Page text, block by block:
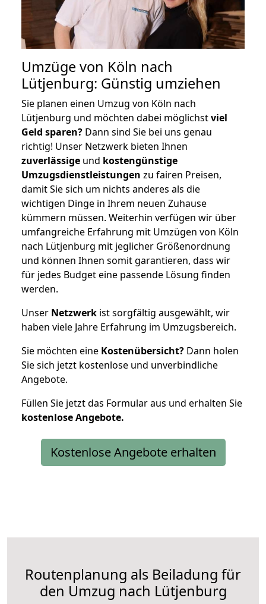
Umzüge von Köln nach
Lütjenburg: Günstig umziehen
Sie planen einen Umzug von Köln nach
Lütjenburg und möchten dabei möglichstviel
Geld sparen? Dann sind Sie bei uns genau
richtig! Unser Netzwerk bieten Ihnen
zuverlässige und kostengünstige
Umzugsdienstleistungen zu fairen Preisen,
damit Sie sich um nichts anderes als die
wichtigen Dinge in Ihrem neuen Zuhause
kümmern müssen. Weiterhin verfügen wir über
umfangreiche Erfahrung mit Umzügen von Köln
nach Lütjenburg mit jeglicher Größenordnung
und können Ihnen somit garantieren, dass wir
für jedes Budget eine passende Lösung finden
werden.
Unser Netzwerk ist sorgfältig ausgewählt, wir
haben viele Jahre Erfahrung im Umzugsbereich.
Sie möchten eine Kostenübersicht? Dann holen
Sie sich jetzt kostenlose und unverbindliche
Angebote.
Füllen Sie jetzt das Formular aus und erhalten Sie
kostenloseAngebote.
Kostenlose Angebote erhalten
Routenplanung als Beiladung für
den Umzug nach Lütjenburg